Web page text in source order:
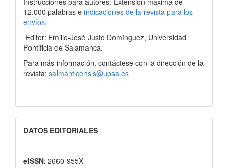
12.000 palabras e indicaciones de la revista para los
envíos.
Editor: Emilio-José Justo Domínguez, Universidad
Pontificia de Salamanca.
Para más información, contáctese con la dirección de la
revista: salmanticensis@upsa.es
DATOS EDITORIALES
eISSN: 2660-955X